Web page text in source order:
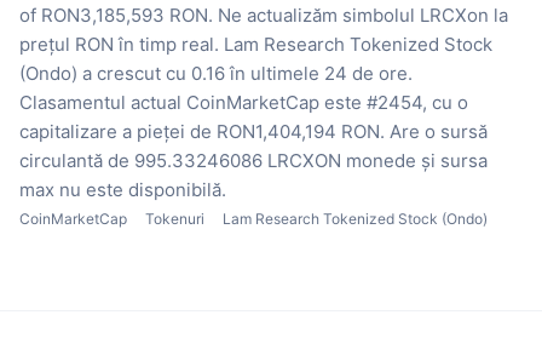
of RON3,185,593 RON. Ne actualizăm simbolul LRCXon la
prețul RON în timp real. Lam Research Tokenized Stock
(Ondo) a crescut cu 0.16 în ultimele 24 de ore.
Clasamentul actual CoinMarketCap este #2454, cu o
capitalizare a pieței de RON1,404,194 RON. Are o sursă
circulantă de 995.33246086 LRCXON monede și sursa
max nu este disponibilă.
CoinMarketCap Tokenuri Lam Research Tokenized Stock (Ondo)